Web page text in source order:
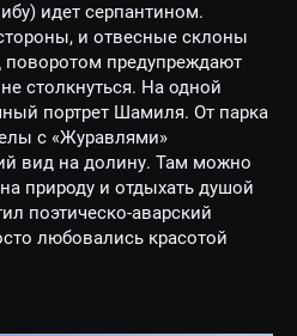
идет серпантином.
и отвесные склоны
поворотом предупреждают
столкнуться. На одной
портрет Шамиля. От парка
с «Журавлями»
вид на долину. Там можно
природу и отдыхать душой
поэтическо-аварский
любовались красотой